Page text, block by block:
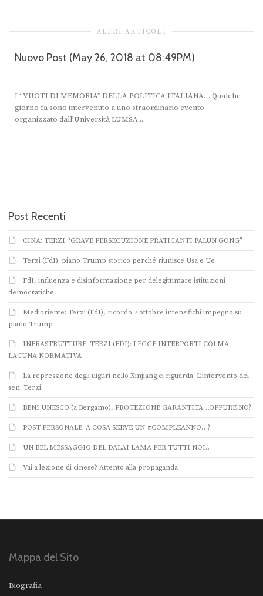
ALTRI ARTICOLI
Nuovo Post (May 26, 2018 at 08:49PM)
I “VUOTI DI MEMORIA” DELLA POLITICA ITALIANA… Qualche
giorno fa sono intervenuto a uno straordinario evento
organizzato dall’Università LUMSA...
Post Recenti
CINA: TERZI “GRAVE PERSECUZIONE PRATICANTI FALUN GONG”
Terzi (FdI): piano Trump storico perché riunisce Usa e Ue
FdI, influenza e disinformazione per delegittimare istituzioni
democratiche
Medioriente: Terzi (FdI), ricordo 7 ottobre intensifichi impegno su
piano Trump
INFRASTRUTTURE. TERZI (FDI): LEGGE INTERPORTI COLMA
LACUNA NORMATIVA
La repressione degli uiguri nello Xinjiang ci riguarda. L’intervento del
sen. Terzi
BENI UNESCO (a Bergamo), PROTEZIONE GARANTITA…OPPURE NO?
POST PERSONALE: A COSA SERVE UN #COMPLEANNO…?
UN BEL MESSAGGIO DEL DALAI LAMA PER TUTTI NOI…
Vai a lezione di cinese? Attento alla propaganda
Mappa del Sito
Biografia